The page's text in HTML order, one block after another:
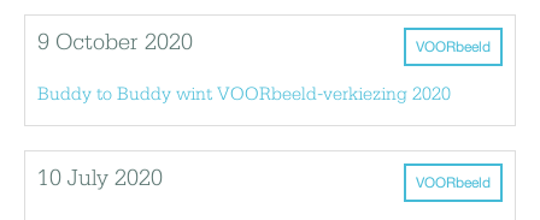
VOORbeeld
9 October 2020
Buddy to Buddy wint VOORbeeld-verkiezing 2020
VOORbeeld
10 July 2020